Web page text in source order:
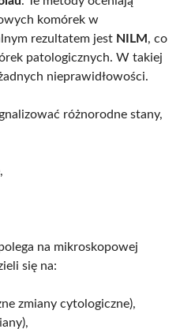
komórek w
rezultatem jest NILM , co
patologicznych. W takiej
nieprawidłowości.
różnorodne stany,
na mikroskopowej
się na:
zmiany cytologiczne),